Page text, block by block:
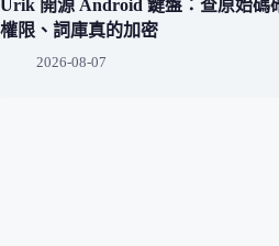
Urik 開源 Android 鍵盤：查原始碼
權限、詞庫真的加密
2026-08-07